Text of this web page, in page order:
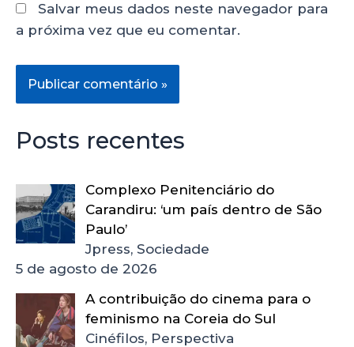
Salvar meus dados neste navegador para
a próxima vez que eu comentar.
Posts recentes
Complexo Penitenciário do
Carandiru: ‘um país dentro de São
Paulo’
Jpress, Sociedade
5 de agosto de 2026
A contribuição do cinema para o
feminismo na Coreia do Sul
Cinéfilos, Perspectiva